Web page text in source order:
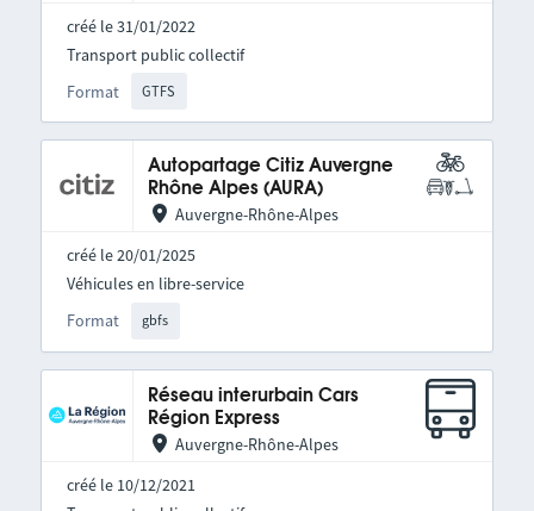
créé le 31/01/2022
Format GTFS
Transport public collectif
Autopartage Citiz Auvergne
Rhône Alpes (AURA)
Auvergne-Rhône-Alpes
créé le 20/01/2025
Format gbfs
Véhicules en libre-service
Réseau interurbain Cars
Région Express
Auvergne-Rhône-Alpes
créé le 10/12/2021